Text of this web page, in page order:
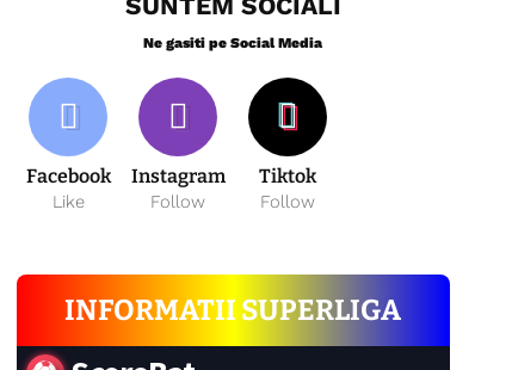
Ne gasiti pe Social Media
Facebook
Like
Instagram
Follow
Tiktok
Follow
INFORMATII SUPERLIGA